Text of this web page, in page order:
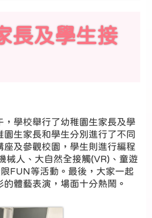
長及學生接
學校舉行了幼稚園生家長及學
園生家長和學生分別進行了不同
座及參觀校園，學生則進行編程
械人、大自然全接觸(VR)、童遊
FUN等活動。最後，大家一起
體藝表演，場面十分熱鬧。